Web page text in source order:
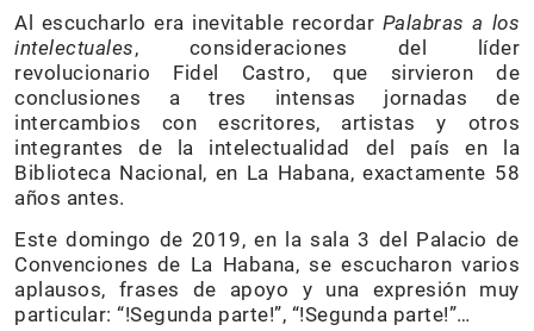
Al escucharlo era inevitable recordar Palabras a los
intelectuales, consideraciones del líder
revolucionario Fidel Castro, que sirvieron de
conclusiones a tres intensas jornadas de
intercambios con escritores, artistas y otros
integrantes de la intelectualidad del país en la
Biblioteca Nacional, en La Habana, exactamente 58
años antes.
Este domingo de 2019, en la sala 3 del Palacio de
Convenciones de La Habana, se escucharon varios
aplausos, frases de apoyo y una expresión muy
particular: “!Segunda parte!”, “!Segunda parte!”…